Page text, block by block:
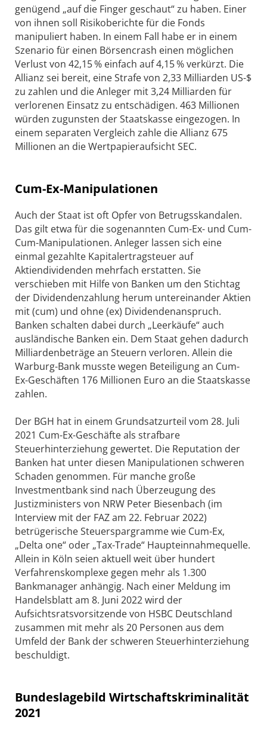
genügend „auf die Finger geschaut“ zu haben. Einer
von ihnen soll Risikoberichte für die Fonds
manipuliert haben. In einem Fall habe er in einem
Szenario für einen Börsencrash einen möglichen
Verlust von 42,15 % einfach auf 4,15 % verkürzt. Die
Allianz sei bereit, eine Strafe von 2,33 Milliarden US-$
zu zahlen und die Anleger mit 3,24 Milliarden für
verlorenen Einsatz zu entschädigen. 463 Millionen
würden zugunsten der Staatskasse eingezogen. In
einem separaten Vergleich zahle die Allianz 675
Millionen an die Wertpapieraufsicht SEC.
Cum-Ex-Manipulationen
Auch der Staat ist oft Opfer von Betrugsskandalen.
Das gilt etwa für die sogenannten Cum-Ex- und Cum-
Cum-Manipulationen. Anleger lassen sich eine
einmal gezahlte Kapitalertragsteuer auf
Aktiendividenden mehrfach erstatten. Sie
verschieben mit Hilfe von Banken um den Stichtag
der Dividendenzahlung herum untereinander Aktien
mit (cum) und ohne (ex) Dividendenanspruch.
Banken schalten dabei durch „Leerkäufe“ auch
ausländische Banken ein. Dem Staat gehen dadurch
Milliardenbeträge an Steuern verloren. Allein die
Warburg-Bank musste wegen Beteiligung an Cum-
Ex-Geschäften 176 Millionen Euro an die Staatskasse
zahlen.
Der BGH hat in einem Grundsatzurteil vom 28. Juli
2021 Cum-Ex-Geschäfte als strafbare
Steuerhinterziehung gewertet. Die Reputation der
Banken hat unter diesen Manipulationen schweren
Schaden genommen. Für manche große
Investmentbank sind nach Überzeugung des
Justizministers von NRW Peter Biesenbach (im
Interview mit der FAZ am 22. Februar 2022)
betrügerische Steuerspargramme wie Cum-Ex,
„Delta one“ oder „Tax-Trade“ Haupteinnahmequelle.
Allein in Köln seien aktuell weit über hundert
Verfahrenskomplexe gegen mehr als 1.300
Bankmanager anhängig. Nach einer Meldung im
Handelsblatt am 8. Juni 2022 wird der
Aufsichtsratsvorsitzende von HSBC Deutschland
zusammen mit mehr als 20 Personen aus dem
Umfeld der Bank der schweren Steuerhinterziehung
beschuldigt.
Bundeslagebild Wirtschaftskriminalität
2021